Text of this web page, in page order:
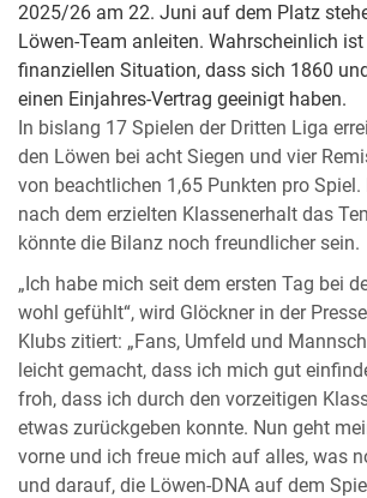
2025/26 am 22. Juni auf dem Platz
Löwen-Team anleiten. Wahrscheinlich
finanziellen Situation, dass sich 1860
einen Einjahres-Vertrag geeinigt haben.
In bislang 17 Spielen der Dritten Liga
den Löwen bei acht Siegen und vier
von beachtlichen 1,65 Punkten pro
nach dem erzielten Klassenerhalt das
könnte die Bilanz noch freundlicher sein.
„Ich habe mich seit dem ersten Tag bei
wohl gefühlt“, wird Glöckner in der
Klubs zitiert: „Fans, Umfeld und
leicht gemacht, dass ich mich gut
froh, dass ich durch den vorzeitigen
etwas zurückgeben konnte. Nun geht
vorne und ich freue mich auf alles, was
und darauf, die Löwen-DNA auf dem